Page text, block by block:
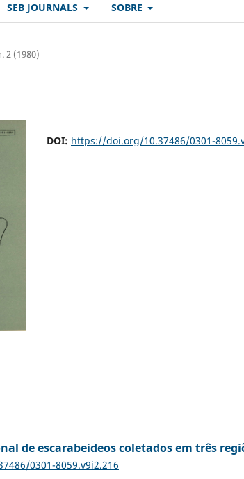
SEB JOURNALS SOBRE
2 (1980)
DOI: https://doi.org/10.37486/0301-
de escarabeideos coletados em três
0301-8059.v9i2.216